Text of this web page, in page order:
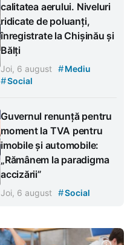
calitatea aerului. Niveluri
ridicate de poluanți,
înregistrate la Chișinău și
Bălți
Joi, 6 august #Mediu
#Social
Guvernul renunță pentru
moment la TVA pentru
imobile și automobile:
„Rămânem la paradigma
accizării”
Joi, 6 august #Social